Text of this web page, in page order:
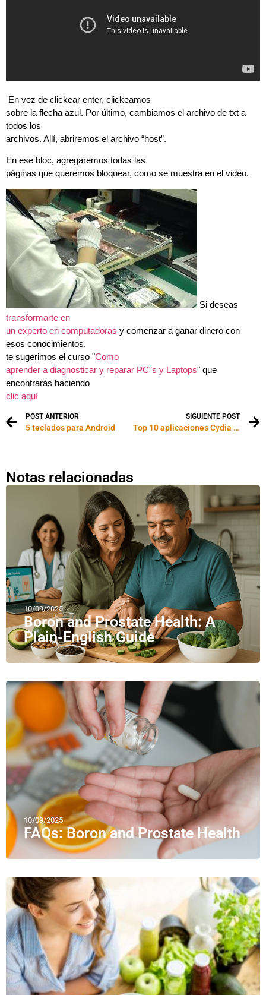
En vez de clickear enter, clickeamos
sobre la flecha azul. Por último, cambiamos el archivo de txt a
todos los
archivos. Allí, abriremos el archivo “host”.
En ese bloc, agregaremos todas las
páginas que queremos bloquear, como se muestra en el video.
Si deseas
transformarte en
un experto en computadoras y comenzar a ganar dinero con
esos conocimientos,
te sugerimos el curso "Como
aprender a diagnosticar y reparar PC”s y Laptops" que
encontrarás haciendo
clic aquí
POST ANTERIOR
5 teclados para Android
SIGUIENTE POST
Top 10 aplicaciones Cydia gratis
Notas relacionadas
10/09/2025
Boron and Prostate Health: A
Plain-English Guide
10/09/2025
FAQs: Boron and Prostate Health